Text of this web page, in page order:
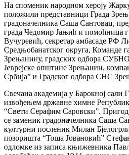
На споменик народном хероју
положили представници Града
градоначелника Саша Сантовац,
града Чедомир Јањић и помоћница
Вучуревић, секретар амбасаде РФ
Средњобанатског округа, Команде
Зрењанину, градских одбора
Јеврејске општине Зрењанин,
Србија” и Градског одбора СНС
Свечана академија у Барокној сали
извођењем државне химне
“Свети Серафим Саровски”.
се заменик градоначелника Саша
културни посленик Милан
позоришта “Тоша Јовановић”
одломке из записа књижевника